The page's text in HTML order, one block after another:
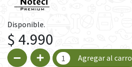
Disponible.
$ 4.990
Agregar al carro